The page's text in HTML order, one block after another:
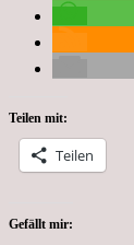
Teilen mit:
Teilen
Gefällt mir: